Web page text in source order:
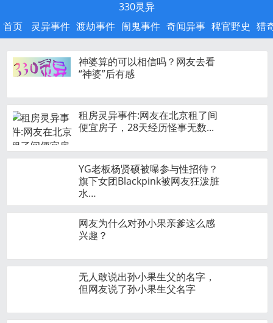
330灵异
首页
灵异事件 渡劫事件 闹鬼事件 奇闻异事 稗官野史 猎
神婆算的可以相信吗？网友去看
“神婆”后有感
租房灵异事件:网友在北京租了间
便宜房子，28天经历怪事无数...
YG老板杨贤硕被曝参与性招待？
旗下女团Blackpink被网友狂泼脏
水…
网友为什么对孙小果亲爹这么感
兴趣？
无人敢说出孙小果生父的名字，
但网友说了孙小果生父名字